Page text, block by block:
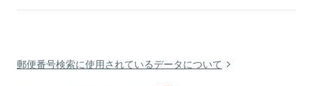
郵便番号検索に使用されているデータについて